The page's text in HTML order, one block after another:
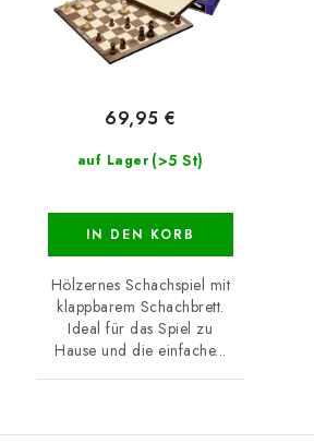
auf Lager (>5 St)
69,95 €
IN DEN KORB
Hölzernes Schachspiel mit
klappbarem Schachbrett.
Ideal für das Spiel zu
Hause und die einfache...